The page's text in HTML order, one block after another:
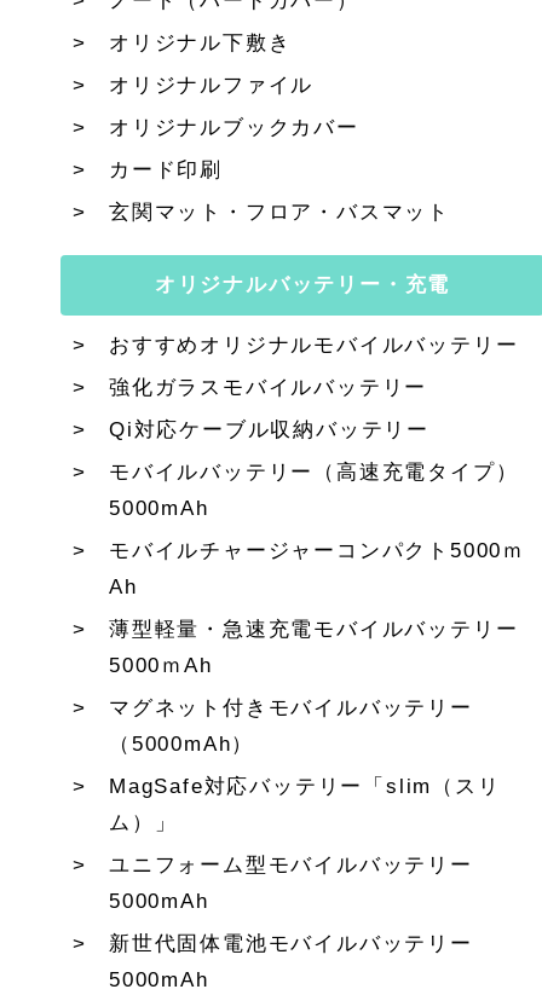
オリジナル下敷き
オリジナルファイル
オリジナルブックカバー
カード印刷
玄関マット・フロア・バスマット
オリジナルバッテリー・充電
おすすめオリジナルモバイルバッテリー
強化ガラスモバイルバッテリー
Qi対応ケーブル収納バッテリー
モバイルバッテリー（高速充電タイプ）
5000mAh
モバイルチャージャーコンパクト5000ｍ
Ah
薄型軽量・急速充電モバイルバッテリー
5000ｍAh
マグネット付きモバイルバッテリー
（5000mAh）
MagSafe対応バッテリー「slim（スリ
ム）」
ユニフォーム型モバイルバッテリー
5000mAh
新世代固体電池モバイルバッテリー
5000mAh